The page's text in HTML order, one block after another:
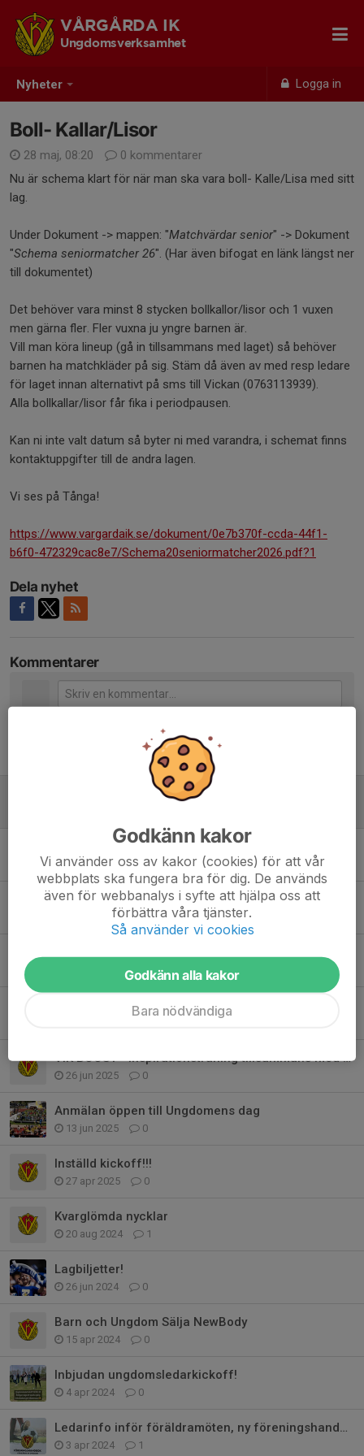
Nyheter Logga in
VÅRGÅRDA IK
Ungdomsverksamhet
Boll- Kallar/Lisor
28 maj, 08:20
0 kommentarer
Nu är schema klart för när man ska vara boll- Kalle/Lisa med sitt
lag.
Under Dokument -> mappen: "Matchvärdar senior" -> Dokument
"Schema seniormatcher 26". (Har även bifogat en länk längst ner
till dokumentet)
Det behöver vara minst 8 stycken bollkallor/lisor och 1 vuxen
men gärna fler. Fler vuxna ju yngre barnen är.
Vill man köra lineup (gå in tillsammans med laget) så behöver
barnen ha matchkläder på sig. Stäm då även av med resp ledare
för laget innan alternativt på sms till Vickan (0763113939).
Alla bollkallar/lisor får fika i periodpausen.
Kan ni inte valt datum så byter ni med varandra, i schemat finns
kontaktuppgifter till de andra lagen.
Vi ses på Tånga!
https://www.vargardaik.se/dokument/0e7b370f-ccda-44f1-
b6f0-472329cac8e7/Schema20seniormatcher2026.pdf?1
Dela nyhet
Kommentarer
Städschema!
30 apr, 11:33 0
Påminnelse anmälan årsfesten!
30 okt 2025 0
0
Viktig höstinformation ungdomsledare
VIK BOOST - inspirationsträning tillsammans med Senior & Pre-A 25 aug!
26 jun 2025 0
Anmälan öppen till Ungdomens dag
13 jun 2025 0
Inställd kickoff!!!
27 apr 2025 0
Kvarglömda nycklar
20 aug 2024 1
Lagbiljetter!
26 jun 2024 0
Barn och Ungdom Sälja NewBody
15 apr 2024 0
Inbjudan ungdomsledarkickoff!
4 apr 2024 0
Ledarinfo inför föräldramöten, ny föreningshandbok mm.
3 apr 2024 1
Godkänn kakor
Vi använder oss av kakor (cookies) för att vår
webbplats ska fungera bra för dig. De används
även för webbanalys i syfte att hjälpa oss att
förbättra våra tjänster.
Så använder vi cookies
Godkänn alla kakor
Bara nödvändiga